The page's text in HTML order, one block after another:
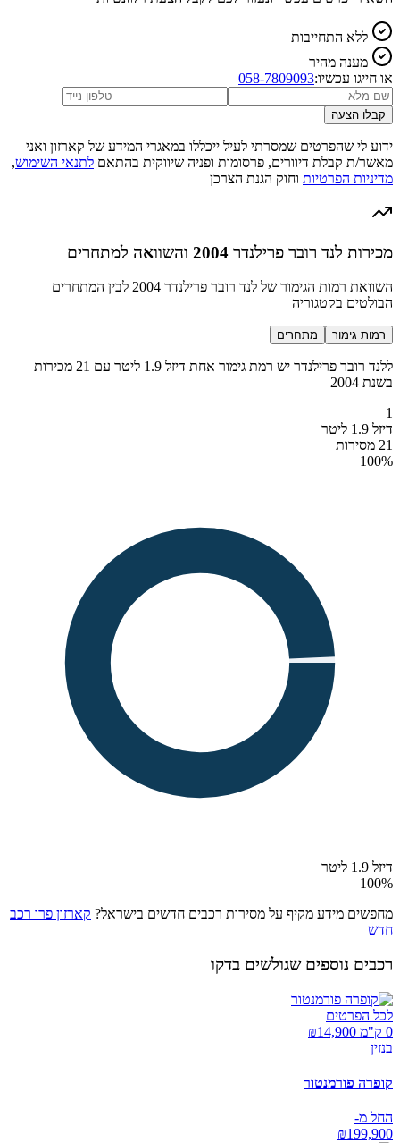
ללא התחייבות
מענה מהיר
או חייגו עכשיו:058-7809093
קבלו הצעה
ידוע לי שהפרטים שמסרתי לעיל ייכללו במאגרי המידע של קארזון ואני
מאשר/ת קבלת דיוורים, פרסומות ופניה שיווקית בהתאם לתנאי השימוש,
מדיניות הפרטיות וחוק הגנת הצרכן
מכירות לנד רובר פרילנדר 2004 והשוואה למתחרים
השוואת רמות הגימור של לנד רובר פרילנדר 2004 לבין המתחרים
הבולטים בקטגוריה
רמות גימור מתחרים
ללנד רובר פרילנדר יש רמת גימור אחת דיזל 1.9 ליטר עם 21 מכירות
בשנת 2004
1
דיזל 1.9 ליטר
21 מסירות
100%
דיזל 1.9 ליטר
100%
מחפשים מידע מקיף על מסירות רכבים חדשים בישראל? קארזון פרו רכב
חדש
רכבים נוספים שגולשים בדקו
לכל הפרטים
0 ק"מ ₪
14,900
בנזין
קופרה פורמנטור
החל מ-
₪199,900